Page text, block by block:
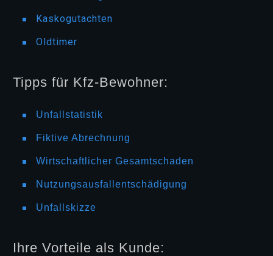
Kaskogutachten
Oldtimer
Tipps für Kfz-Bewohner:
Unfallstatistik
Fiktive Abrechnung
Wirtschaftlicher Gesamtschaden
Nutzungsausfallentschädigung
Unfallskizze
Ihre Vorteile als Kunde: